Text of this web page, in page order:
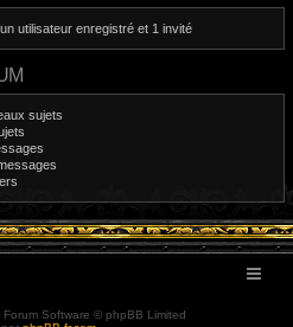
utilisateur enregistré et 1 invité
sujets
Forum Software © phpBB Limited